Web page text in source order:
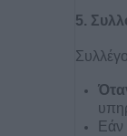
5.
Εάν